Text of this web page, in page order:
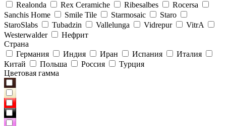
Realonda
Rex Ceramiche Ribesalbes
Rocersa
Sanchis Home
Smile Tile Starmosaic
Staro
StaroSlabs
Tubadzin Vallelunga Vidrepur
VitrA
Westerwalder
Нефрит
Страна
Германия
Индия Иран Испания
Италия
Китай
Польша Россия
Турция
Цветовая гамма